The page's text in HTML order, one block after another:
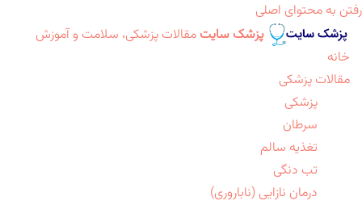
رفتن به محتوای اصلی
پزشک سایت مقالات پزشکی، سلامت و آموزش
خانه
مقالات پزشکی
پزشکی
سرطان
تغذیه سالم
تب دنگی
درمان نازایی (ناباروری)